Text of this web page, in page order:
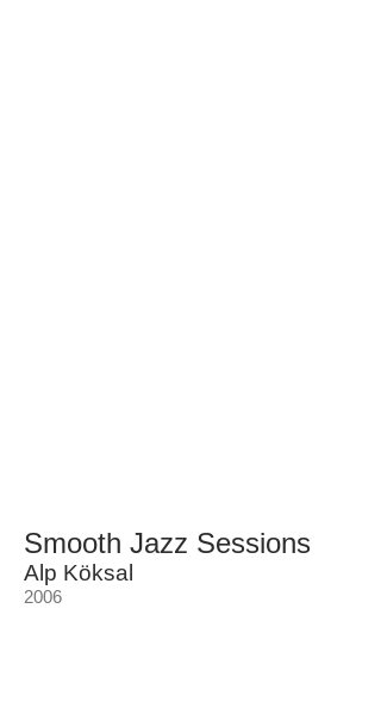
Smooth Jazz Sessions
Alp Köksal
2006